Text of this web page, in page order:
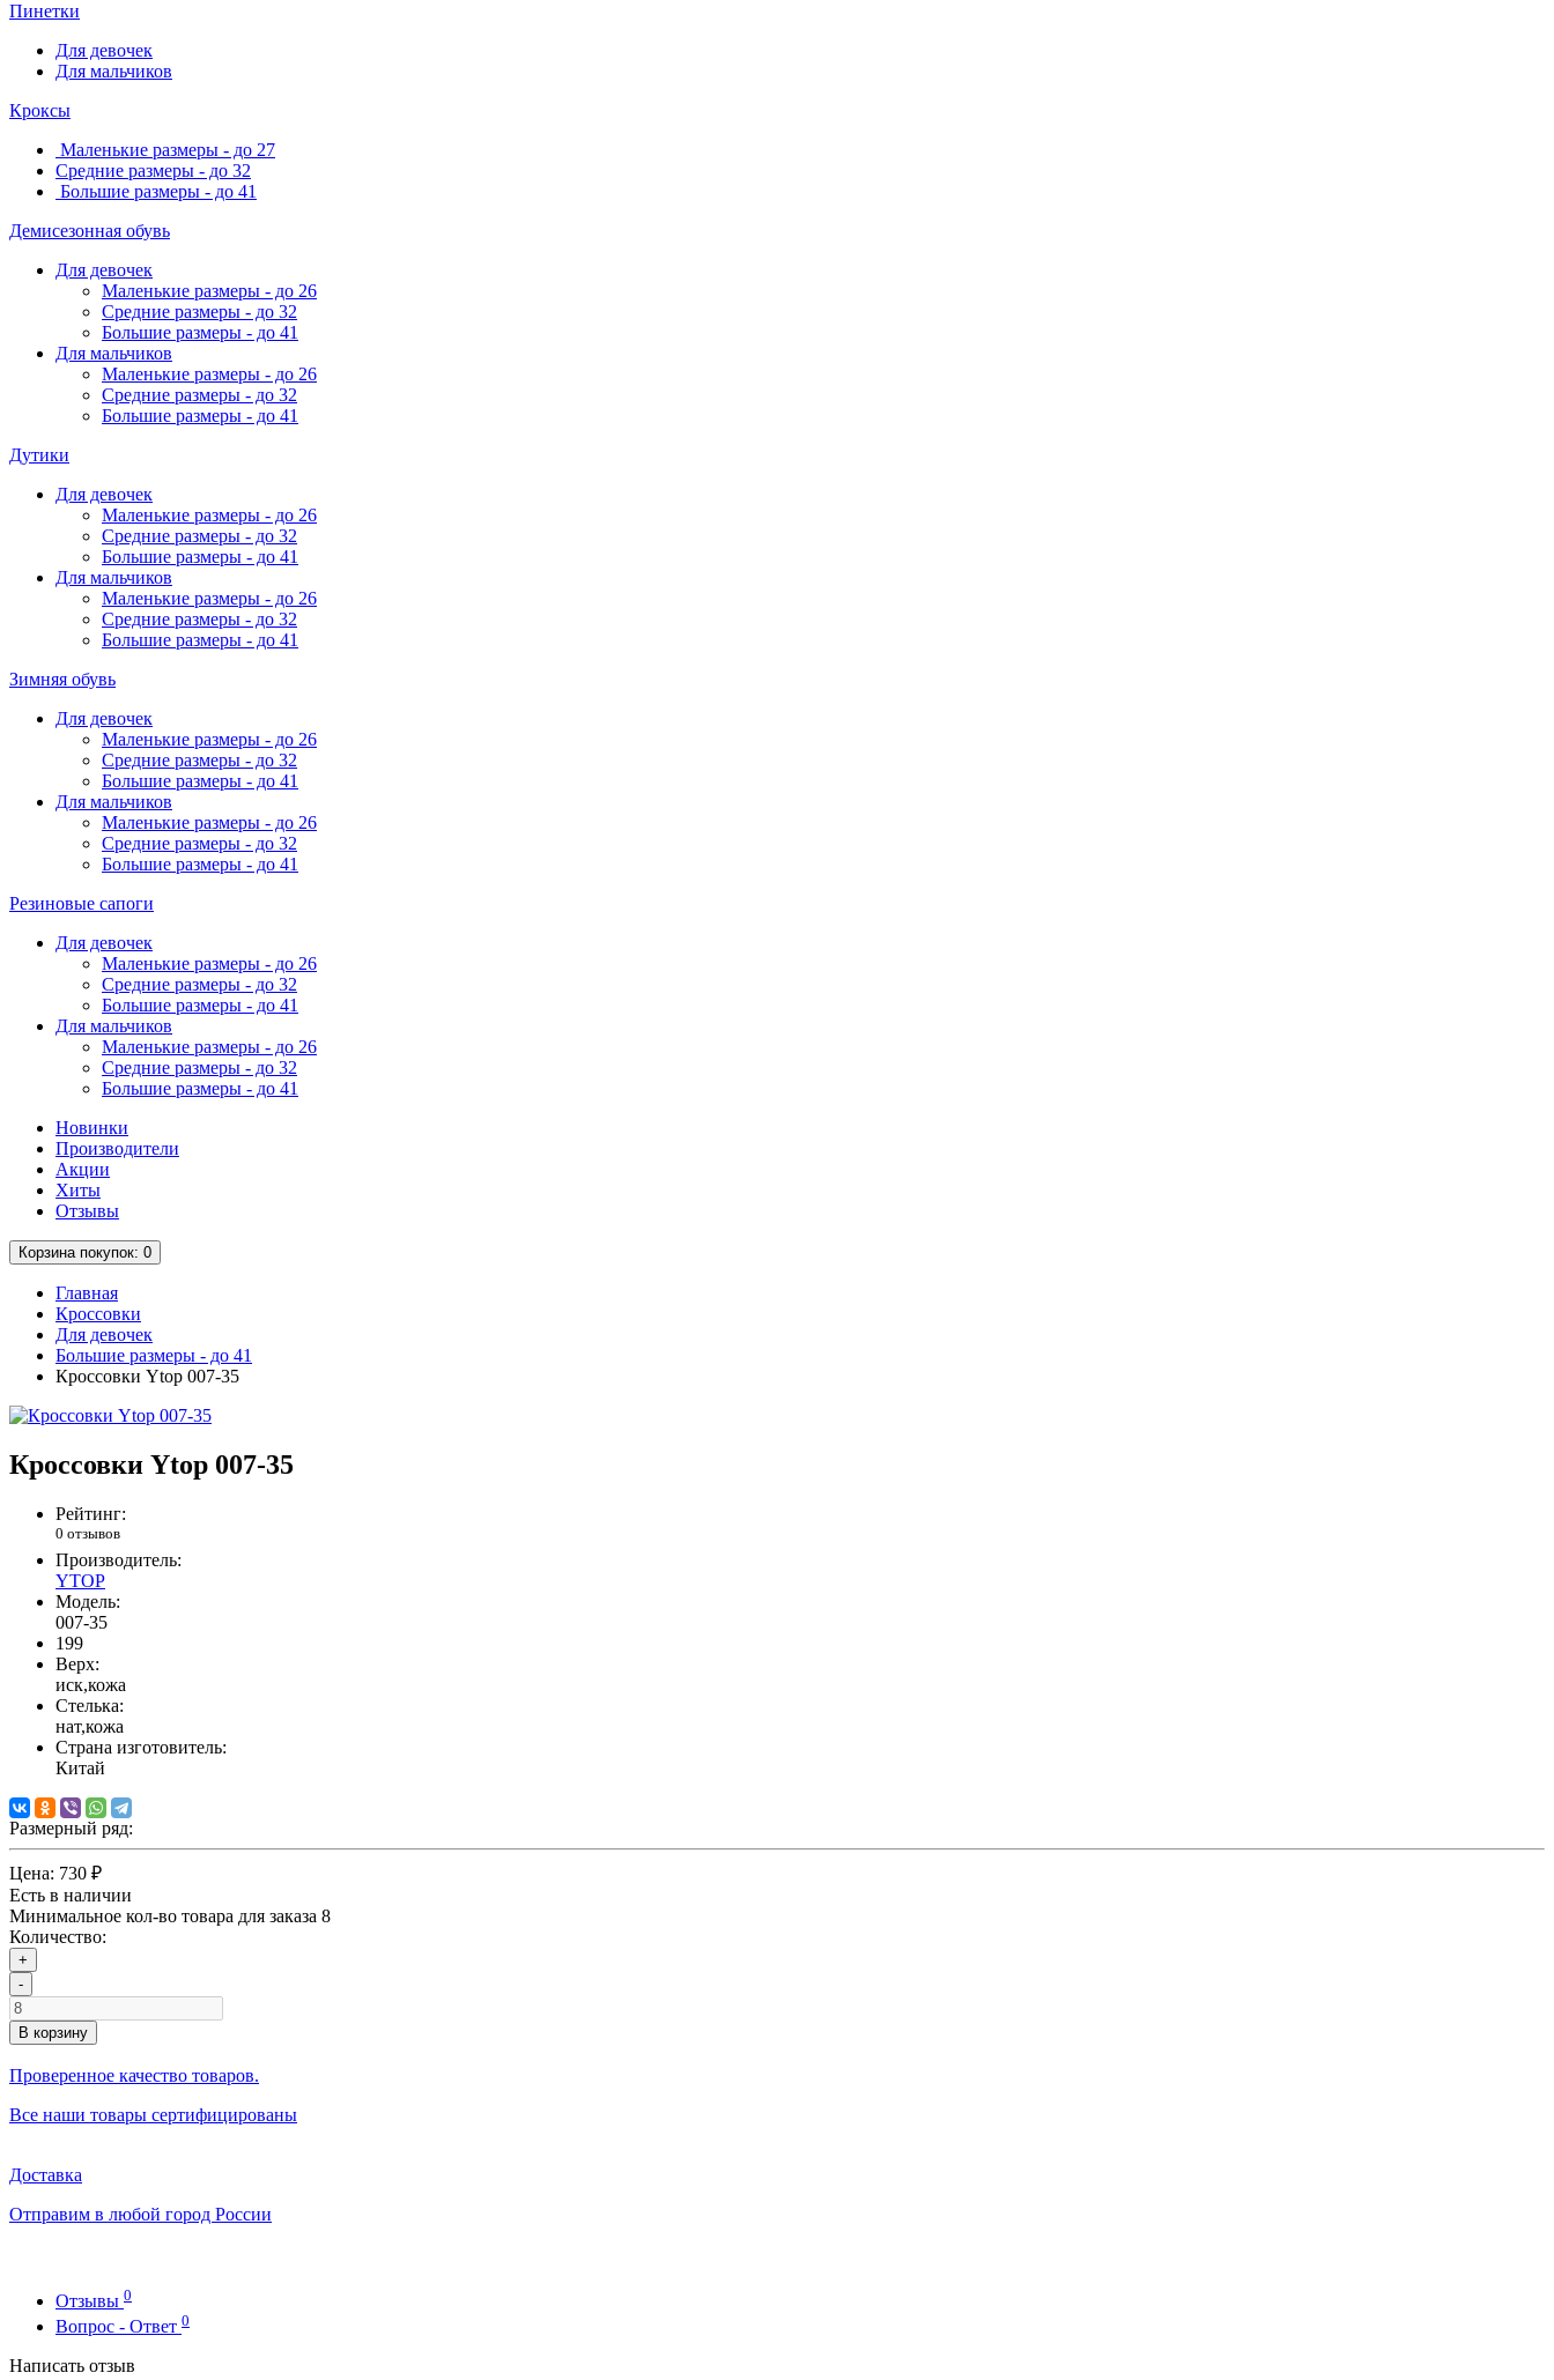
Пинетки
Для девочек
Для мальчиков
Кроксы
Маленькие размеры - до 27
Средние размеры - до 32
Большие размеры - до 41
Демисезонная обувь
Для девочек
Маленькие размеры - до 26
Средние размеры - до 32
Большие размеры - до 41
Для мальчиков
Маленькие размеры - до 26
Средние размеры - до 32
Большие размеры - до 41
Дутики
Для девочек
Маленькие размеры - до 26
Средние размеры - до 32
Большие размеры - до 41
Для мальчиков
Маленькие размеры - до 26
Средние размеры - до 32
Большие размеры - до 41
Зимняя обувь
Для девочек
Маленькие размеры - до 26
Средние размеры - до 32
Большие размеры - до 41
Для мальчиков
Маленькие размеры - до 26
Средние размеры - до 32
Большие размеры - до 41
Резиновые сапоги
Для девочек
Маленькие размеры - до 26
Средние размеры - до 32
Большие размеры - до 41
Для мальчиков
Маленькие размеры - до 26
Средние размеры - до 32
Большие размеры - до 41
Новинки
Производители
Акции
Хиты
Отзывы
Корзинапокупок: 0
Главная
Кроссовки
Для девочек
Большие размеры - до 41
Кроссовки Ytop 007-35
Кроссовки Ytop 007-35
Рейтинг:
0 отзывов
Производитель:
YTOP
Модель:
007-35
199
Верх:
иск,кожа
Стелька:
нат,кожа
Страна изготовитель:
Китай
Размерный ряд:
Цена: 730 ₽
Есть в наличии
Минимальное кол-во товара для заказа 8
Количество:
+
-
В корзину
Проверенное качество товаров.
Все наши товары сертифицированы
Доставка
Отправим в любой город России
Отзывы 0
Вопрос - Ответ 0
Написать отзыв